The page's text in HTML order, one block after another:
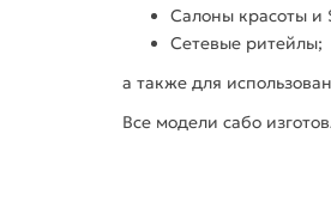
Салоны красоты и
Сетевые ритейлы;
а также для
Все модели сабо